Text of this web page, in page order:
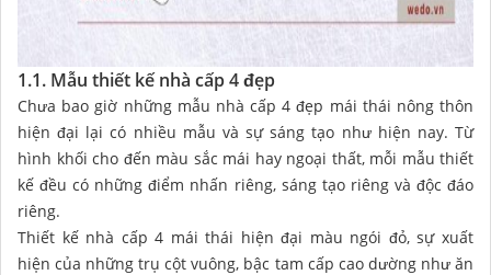
1.1. Mẫu thiết kế nhà cấp 4 đẹp
Chưa bao giờ những mẫu nhà cấp 4 đẹp mái thái nông thôn
hiện đại lại có nhiều mẫu và sự sáng tạo như hiện nay. Từ
hình khối cho đến màu sắc mái hay ngoại thất, mỗi mẫu thiết
kế đều có những điểm nhấn riêng, sáng tạo riêng và độc đáo
riêng.
Thiết kế nhà cấp 4 mái thái hiện đại màu ngói đỏ, sự xuất
hiện của những trụ cột vuông, bậc tam cấp cao dường như ăn